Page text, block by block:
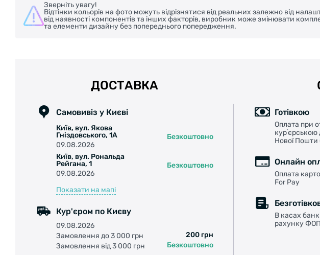
Зверніть увагу!
Відтінки кольорів на фото можуть відрізнятися від реальних залежно від
від наявності компонентів та інших факторів, виробник може змінювати
та елементи дизайну без попереднього попередження.
ДОСТАВКА
Самовивіз у Києві
Київ, вул. Якова
Гніздовського, 1А
09.08.2026
Безкоштовно
Київ, вул. Рональда
Рейгана, 1
09.08.2026
Безкоштовно
Показати на мапі
Кур'єром по Києву
09.08.2026
Замовлення до 3 000 грн
200 грн
Замовлення від 3 000 грн
Безкоштовно
Готівкою
Оплата при
курʼєрською
Нової Пошти
Онлайн
Оплата
For Pay
В касах
рахунку